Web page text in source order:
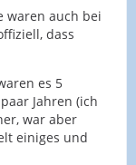
waren auch bei
dass
es 5
Jahren (ich
war aber
einiges und